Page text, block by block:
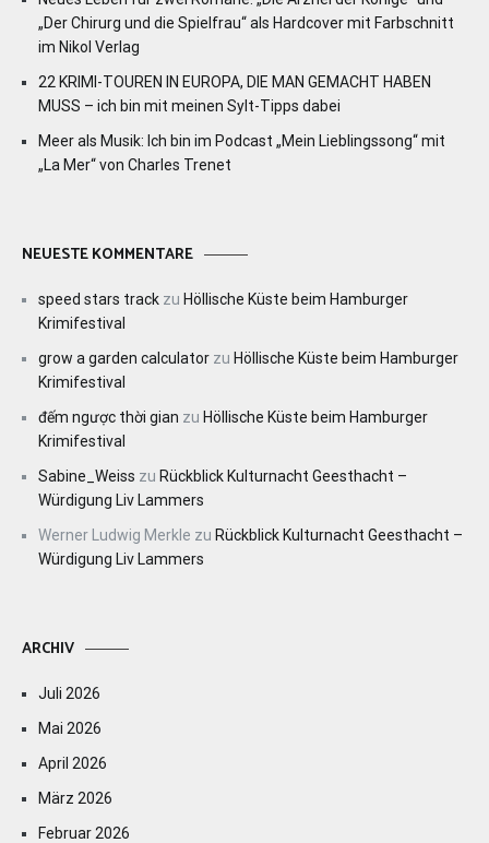
„Der Chirurg und die Spielfrau“ als Hardcover mit Farbschnitt
im Nikol Verlag
22 KRIMI-TOUREN IN EUROPA, DIE MAN GEMACHT HABEN
MUSS – ich bin mit meinen Sylt-Tipps dabei
Meer als Musik: Ich bin im Podcast „Mein Lieblingssong“ mit
„La Mer“ von Charles Trenet
NEUESTE KOMMENTARE
speed stars track zu Höllische Küste beim Hamburger
Krimifestival
grow a garden calculator zu Höllische Küste beim Hamburger
Krimifestival
đếm ngược thời gian zu Höllische Küste beim Hamburger
Krimifestival
Sabine_Weiss zu Rückblick Kulturnacht Geesthacht –
Würdigung Liv Lammers
Werner Ludwig Merkle zu Rückblick Kulturnacht Geesthacht –
Würdigung Liv Lammers
ARCHIV
Juli 2026
Mai 2026
April 2026
März 2026
Februar 2026